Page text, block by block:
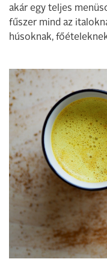
akár egy teljes
fűszer mind az
húsoknak,